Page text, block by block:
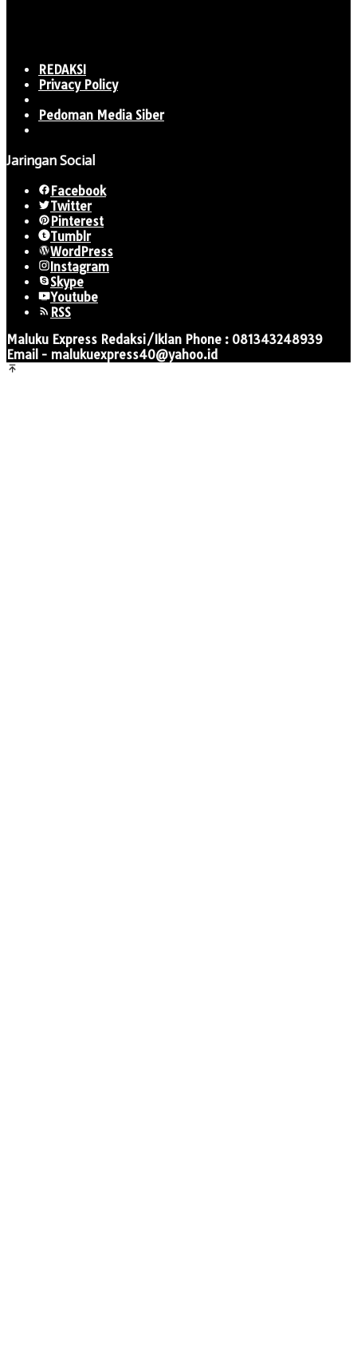
REDAKSI
Privacy Policy
Pedoman Media Siber
Jaringan Social
Facebook
Twitter
Pinterest
Tumblr
WordPress
Instagram
Skype
Youtube
RSS
Maluku Express Redaksi/Iklan Phone : 081343248939
Email - malukuexpress40@yahoo.id